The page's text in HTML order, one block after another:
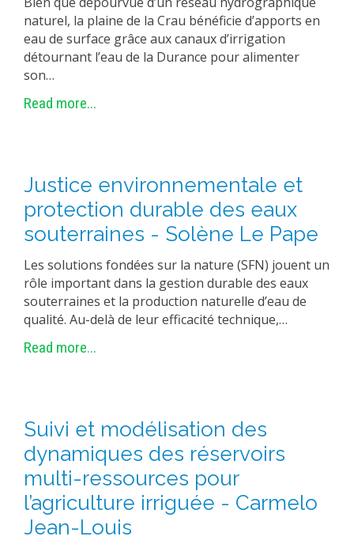
naturel, la plaine de la Crau bénéficie d’apports en
eau de surface grâce aux canaux d’irrigation
détournant l’eau de la Durance pour alimenter
son…
Read more...
Justice environnementale et
protection durable des eaux
souterraines - Solène Le Pape
Les solutions fondées sur la nature (SFN) jouent un
rôle important dans la gestion durable des eaux
souterraines et la production naturelle d’eau de
qualité. Au-delà de leur efficacité technique,…
Read more...
Suivi et modélisation des
dynamiques des réservoirs
multi-ressources pour
l’agriculture irriguée - Carmelo
Jean-Louis